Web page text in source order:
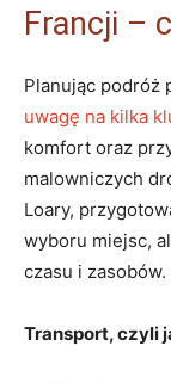
Francji –
Planując podróż
uwagę na kilka
komfort oraz
malowniczych
Loary,
wyboru miejsc,
czasu i zasobów.
Transport, czyli